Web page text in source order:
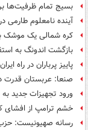
بسیج تمام ظرفیت‌ها
آینده نامعلوم طارمی
کره شمالی یک موشک
بازگشت اندونگ به
پاییز پرباران در راه ایران
صنعا: عربستان قدرت
ورود تجهیزات جدید
خشم ترامپ از افشای
رسانه صهیونیست: حزب